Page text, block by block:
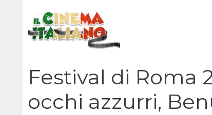
contenuto
Festival di Roma
occhi azzurri,